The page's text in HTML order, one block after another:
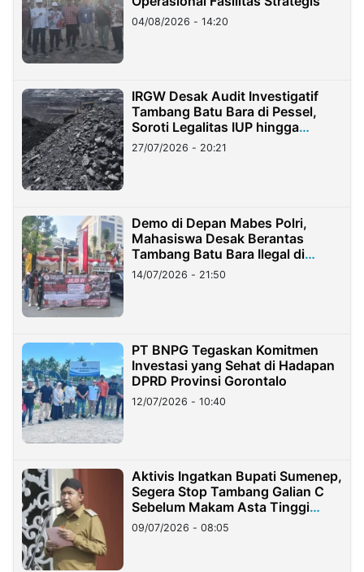
04/08/2026 - 14:20
IRGW Desak Audit Investigatif
Tambang Batu Bara di Pessel,
Soroti Legalitas IUP hingga
Stockpile
27/07/2026 - 20:21
Demo di Depan Mabes Polri,
Mahasiswa Desak Berantas
Tambang Batu Bara Ilegal di
Lampung
14/07/2026 - 21:50
PT BNPG Tegaskan Komitmen
Investasi yang Sehat di Hadapan
DPRD Provinsi Gorontalo
12/07/2026 - 10:40
Aktivis Ingatkan Bupati Sumenep,
Segera Stop Tambang Galian C
Sebelum Makam Asta Tinggi
Longsor
09/07/2026 - 08:05